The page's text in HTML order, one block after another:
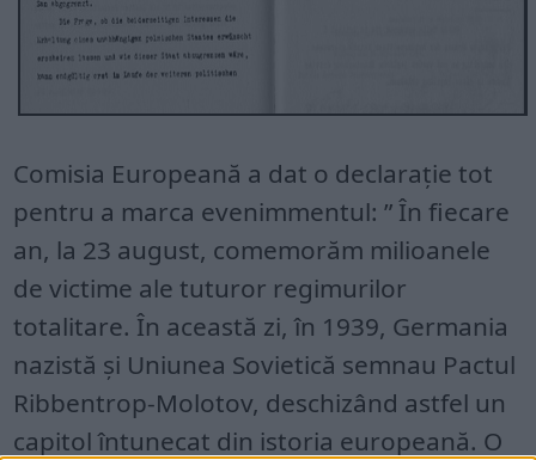
Comisia Europeană a dat o declarație tot
pentru a marca evenimmentul: ” În fiecare
an, la 23 august, comemorăm milioanele
de victime ale tuturor regimurilor
totalitare. În această zi, în 1939, Germania
nazistă şi Uniunea Sovietică semnau Pactul
Ribbentrop-Molotov, deschizând astfel un
capitol întunecat din istoria europeană. O